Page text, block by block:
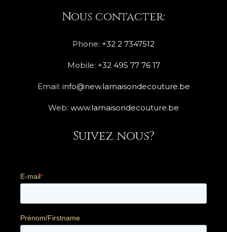
Nous contacter:
Phone: +32 2 7347512
Mobile: +32 495 77 76 17
Email: info@new.lamaisondecouture.be
Web: www.lamaisondecouture.be
Suivez nous?